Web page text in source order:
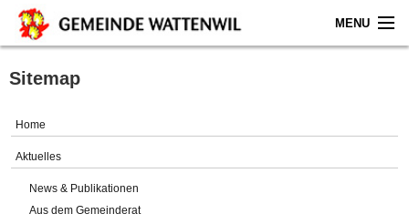
MENU
Home
Gemeinde
Sitemap
Home
Aktuelles
News & Publikationen
Aus dem Gemeinderat